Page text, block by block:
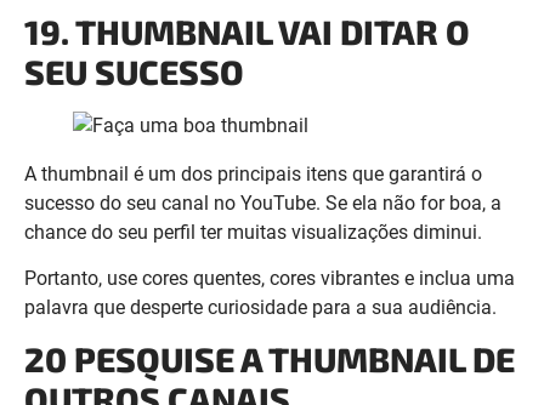
A thumbnail é um dos principais itens que garantirá o
sucesso do seu canal no YouTube. Se ela não for boa, a
chance do seu perfil ter muitas visualizações diminui.
Portanto, use cores quentes, cores vibrantes e inclua uma
palavra que desperte curiosidade para a sua audiência.
20 PESQUISE A THUMBNAIL DE
OUTROS CANAIS